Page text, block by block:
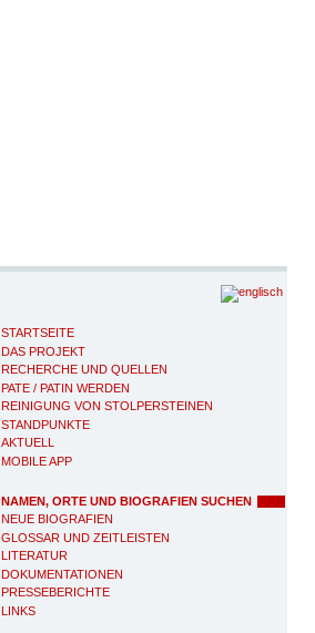
STARTSEITE
DAS PROJEKT
RECHERCHE UND QUELLEN
PATE / PATIN WERDEN
REINIGUNG VON STOLPERSTEINEN
STANDPUNKTE
AKTUELL
MOBILE APP
NAMEN, ORTE UND BIOGRAFIEN SUCHEN
NEUE BIOGRAFIEN
GLOSSAR UND ZEITLEISTEN
LITERATUR
DOKUMENTATIONEN
PRESSEBERICHTE
LINKS